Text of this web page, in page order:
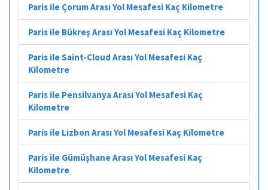
Paris ile Çorum Arası Yol Mesafesi Kaç Kilometre
Paris ile Bükreş Arası Yol Mesafesi Kaç Kilometre
Paris ile Saint-Cloud Arası Yol Mesafesi Kaç
Kilometre
Paris ile Pensilvanya Arası Yol Mesafesi Kaç
Kilometre
Paris ile Lizbon Arası Yol Mesafesi Kaç Kilometre
Paris ile Gümüşhane Arası Yol Mesafesi Kaç
Kilometre